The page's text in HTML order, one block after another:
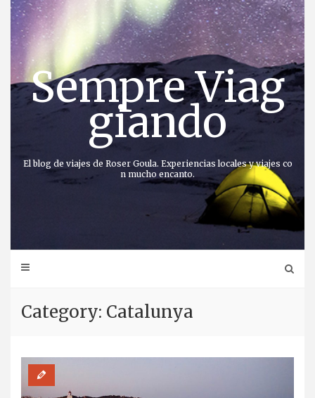
Saltar
contenido
Sempre Viag
giando
El blog de viajes de Roser Goula. Experiencias locales y viajes co
n mucho encanto.
Category: Catalunya